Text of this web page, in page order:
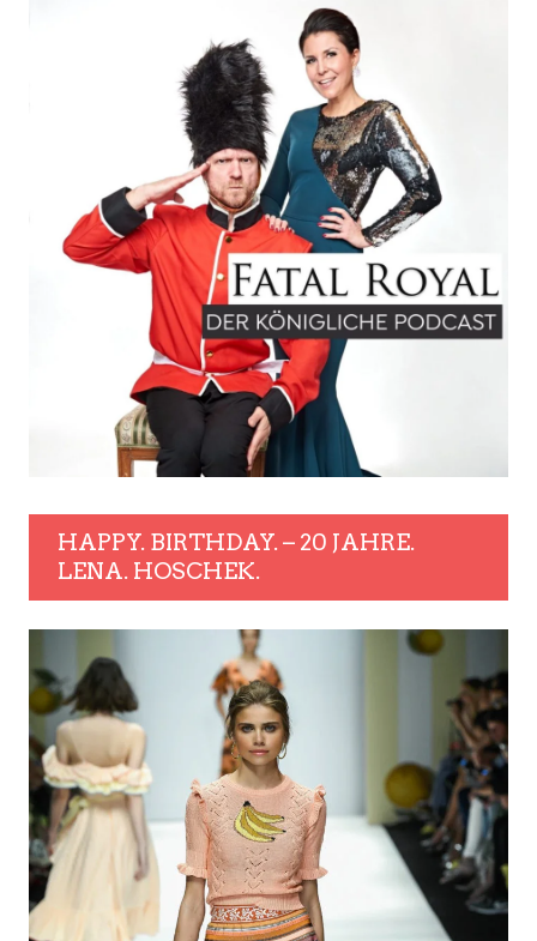
HAPPY. BIRTHDAY. – 20 JAHRE.
LENA. HOSCHEK.